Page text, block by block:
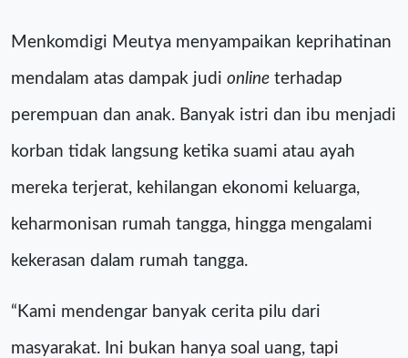
Menkomdigi Meutya menyampaikan keprihatinan
mendalam atas dampak judi online terhadap
perempuan dan anak. Banyak istri dan ibu menjadi
korban tidak langsung ketika suami atau ayah
mereka terjerat, kehilangan ekonomi keluarga,
keharmonisan rumah tangga, hingga mengalami
kekerasan dalam rumah tangga.
“Kami mendengar banyak cerita pilu dari
masyarakat. Ini bukan hanya soal uang, tapi